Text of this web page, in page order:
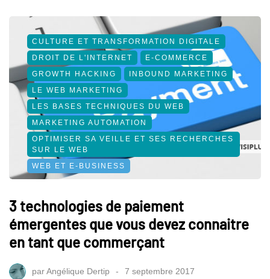
CULTURE ET TRANSFORMATION DIGITALE
DROIT DE L'INTERNET
E-COMMERCE
GROWTH HACKING
INBOUND MARKETING
LE WEB MARKETING
LES BASES TECHNIQUES DU WEB
MARKETING AUTOMATION
OPTIMISER SA VEILLE ET SES RECHERCHES
SUR LE WEB
WEB ET E-BUSINESS
3 technologies de paiement
émergentes que vous devez connaitre
en tant que commerçant
parAngélique Dertip 7 septembre 2017